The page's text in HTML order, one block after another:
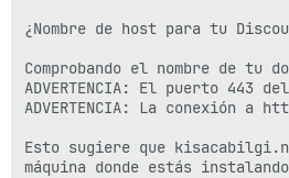
¿Nombre de host para tu
Comprobando el nombre de tu
ADVERTENCIA: El puerto
ADVERTENCIA: La
Esto sugiere que
máquina donde estás